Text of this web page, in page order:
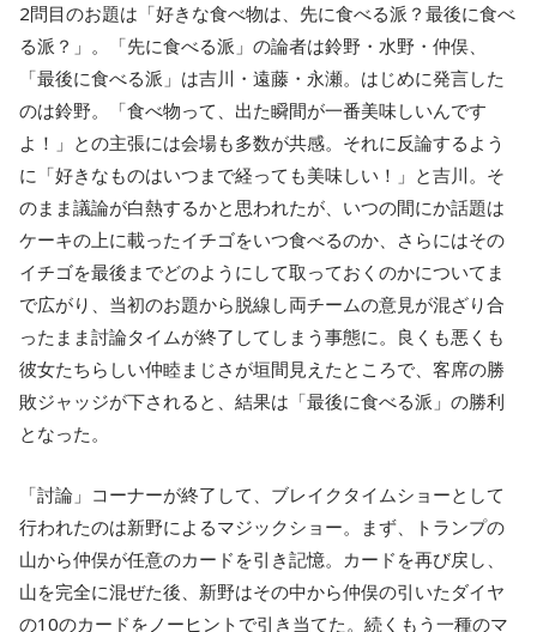
2問目のお題は「好きな食べ物は、先に食べる派？最後に食べ
る派？」。「先に食べる派」の論者は鈴野・水野・仲俣、
「最後に食べる派」は吉川・遠藤・永瀬。はじめに発言した
のは鈴野。「食べ物って、出た瞬間が一番美味しいんです
よ！」との主張には会場も多数が共感。それに反論するよう
に「好きなものはいつまで経っても美味しい！」と吉川。そ
のまま議論が白熱するかと思われたが、いつの間にか話題は
ケーキの上に載ったイチゴをいつ食べるのか、さらにはその
イチゴを最後までどのようにして取っておくのかについてま
で広がり、当初のお題から脱線し両チームの意見が混ざり合
ったまま討論タイムが終了してしまう事態に。良くも悪くも
彼女たちらしい仲睦まじさが垣間見えたところで、客席の勝
敗ジャッジが下されると、結果は「最後に食べる派」の勝利
となった。
「討論」コーナーが終了して、ブレイクタイムショーとして
行われたのは新野によるマジックショー。まず、トランプの
山から仲俣が任意のカードを引き記憶。カードを再び戻し、
山を完全に混ぜた後、新野はその中から仲俣の引いたダイヤ
の10のカードをノーヒントで引き当てた。続くもう一種のマ